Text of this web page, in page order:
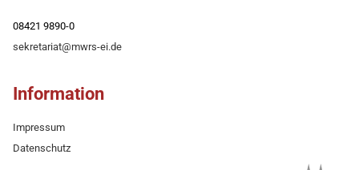
08421 9890-0
sekretariat@mwrs-ei.de
Information
Impressum
Datenschutz